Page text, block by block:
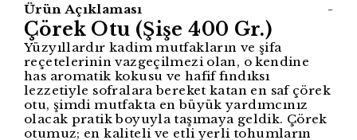
Ürün Açıklaması -
Çörek Otu (Şişe 400 Gr.)
Yüzyıllardır kadim mutfakların ve şifa
reçetelerinin vazgeçilmezi olan, o kendine
has aromatik kokusu ve hafif fındıksı
lezzetiyle sofralara bereket katan en saf çörek
otu, şimdi mutfakta en büyük yardımcınız
olacak pratik boyuyla taşımaya geldik. Çörek
otumuz; en kaliteli ve etli yerli tohumların